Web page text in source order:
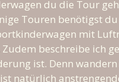
du die Tour
Touren benötigst
mit
beschreibe ich
ist. Denn
natürlich